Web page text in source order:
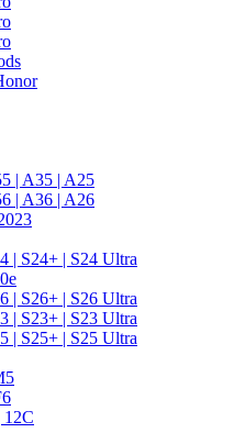
| A35 | A25
| A36 | A26
| S24+ | S24 Ultra
| S26+ | S26 Ultra
| S23+ | S23 Ultra
| S25+ | S25 Ultra
12C